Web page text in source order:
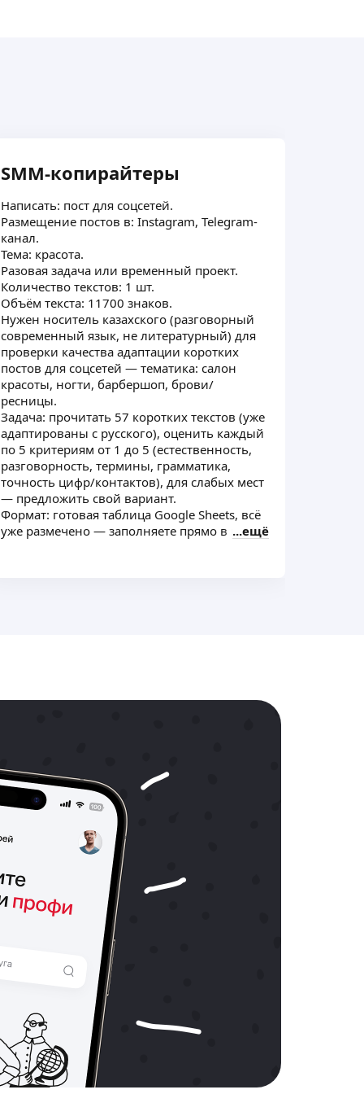
SMM-копирайтеры
Написать: пост для соцсетей.
Размещение постов в: Instagram, Telegram-
канал.
Тема: красота.
Разовая задача или временный проект.
Количество текстов: 1 шт.
Объём текста: 11700 знаков.
Нужен носитель казахского (разговорный
современный язык, не литературный) для
проверки качества адаптации коротких
постов для соцсетей — тематика: салон
красоты, ногти, барбершоп, брови/
ресницы.
Задача: прочитать 57 коротких текстов (уже
адаптированы с русского), оценить каждый
по 5 критериям от 1 до 5 (естественность,
разговорность, термины, грамматика,
точность цифр/контактов), для слабых мест
— предложить свой вариант.
Формат: готовая таблица Google Sheets, всё
уже размечено — заполняете прямо в нейещё